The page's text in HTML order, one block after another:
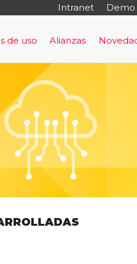
Intranet Demo
Temprana
- antifraude
Regulatorio
de uso
de Prevención y Evacuación
Cautivo
Alianzas